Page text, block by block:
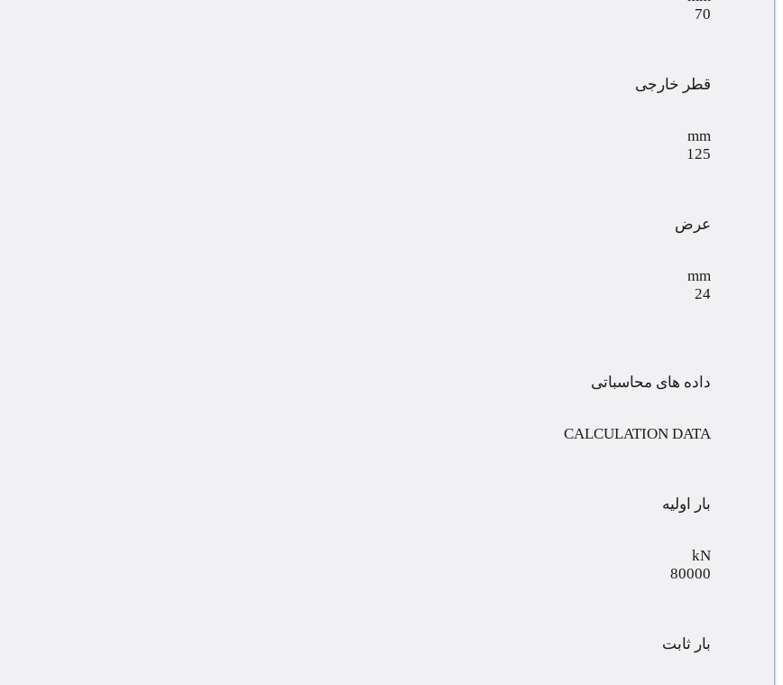
70
قطر خارجی
mm
125
عرض
mm
24
داده های محاسباتی
CALCULATION DATA
بار اولیه
kN
80000
بار ثابت